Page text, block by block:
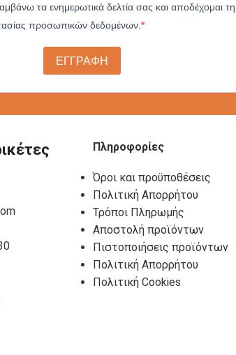
τα ενημερωτικά δελτία σας και αποδέχομαι τη
προσωπικών δεδομένων.
ΕΓΓΡΑΦΗ
Πληροφορίες
Όροι και προϋποθέσεις
Πολιτική Απορρήτου
Τρόποι Πληρωμής
Αποστολή προϊόντων
Πιστοποιήσεις προϊόντων
Πολιτική Απορρήτου
Πολιτική Cookies